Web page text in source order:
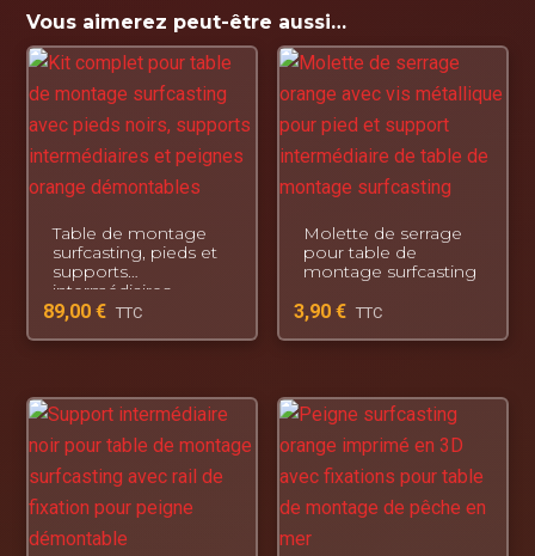
dans les accessoires imprimés en 3D
utiles, modulables et personnalisables.
Tomber. Se relever. Créer.
Vous aimerez peut-être aussi…
Table de montage
surfcasting, pieds et
supports
intermédiaires
89,00€ TTC
Molette de serrage
pour table de
montage surfcasting
3,90€ TTC